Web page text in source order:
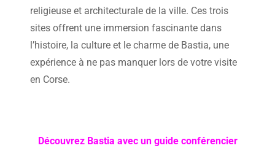
religieuse et architecturale de la ville. Ces trois
sites offrent une immersion fascinante dans
l’histoire, la culture et le charme de Bastia, une
expérience à ne pas manquer lors de votre visite
en Corse.
Découvrez Bastia avec un guide conférencier